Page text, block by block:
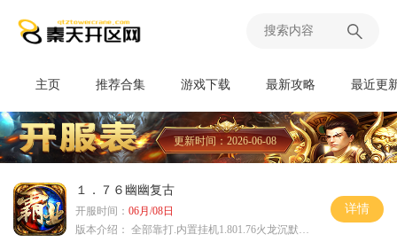
主页 推荐合集 游戏下载 最新攻略 最近更
更新时间：2026-06-08
１．７６幽幽复古
开服时间： 06月/08日
版本介绍： 全部靠打.内置挂机1.801.76火龙沉默微变
详情